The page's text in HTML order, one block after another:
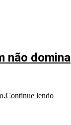
não domina
Continue lendo